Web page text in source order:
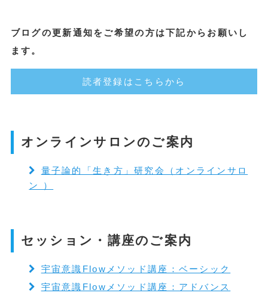
ブログの更新通知をご希望の方は下記からお願いし
ます。
読者登録はこちらから
オンラインサロンのご案内
量子論的「生き方」研究会（オンラインサロ
ン ）
セッション・講座のご案内
宇宙意識Flowメソッド講座：ベーシック
宇宙意識Flowメソッド講座：アドバンス